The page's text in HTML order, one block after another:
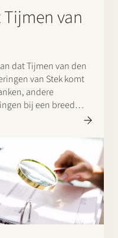
van
dat Tijmen van den
van Stek komt
andere
bij een breed
in een
Tijmen!…